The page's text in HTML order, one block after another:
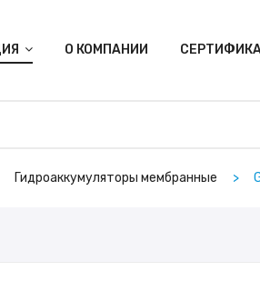
О КОМПАНИИ
Гидроаккумуляторы мембранные